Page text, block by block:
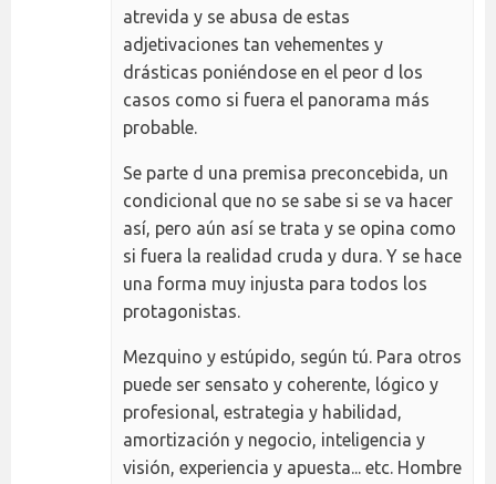
atrevida y se abusa de estas
adjetivaciones tan vehementes y
drásticas poniéndose en el peor d los
casos como si fuera el panorama más
probable.
Se parte d una premisa preconcebida, un
condicional que no se sabe si se va hacer
así, pero aún así se trata y se opina como
si fuera la realidad cruda y dura. Y se hace
una forma muy injusta para todos los
protagonistas.
Mezquino y estúpido, según tú. Para otros
puede ser sensato y coherente, lógico y
profesional, estrategia y habilidad,
amortización y negocio, inteligencia y
visión, experiencia y apuesta... etc. Hombre